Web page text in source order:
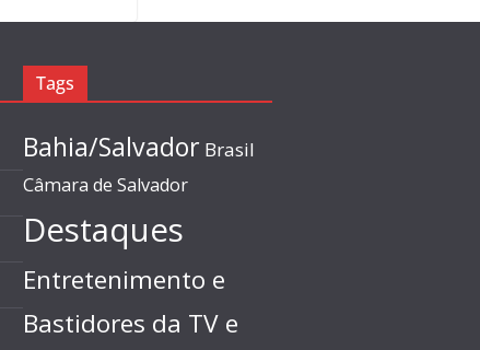
Tags
Bahia/Salvador Brasil
Câmara de Salvador
Destaques
Entretenimento e
Bastidores da TV e